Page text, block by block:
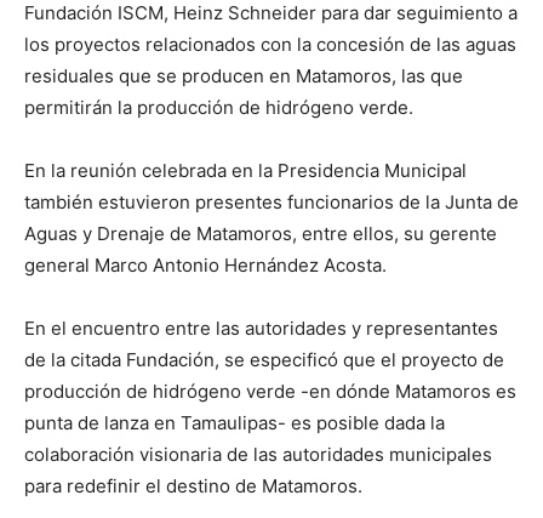
Fundación ISCM, Heinz Schneider para dar seguimiento a
los proyectos relacionados con la concesión de las aguas
residuales que se producen en Matamoros, las que
permitirán la producción de hidrógeno verde.
En la reunión celebrada en la Presidencia Municipal
también estuvieron presentes funcionarios de la Junta de
Aguas y Drenaje de Matamoros, entre ellos, su gerente
general Marco Antonio Hernández Acosta.
En el encuentro entre las autoridades y representantes
de la citada Fundación, se especificó que el proyecto de
producción de hidrógeno verde -en dónde Matamoros es
punta de lanza en Tamaulipas- es posible dada la
colaboración visionaria de las autoridades municipales
para redefinir el destino de Matamoros.